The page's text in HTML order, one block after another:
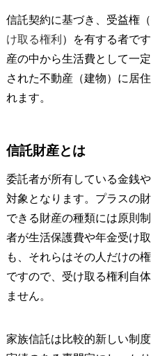
信託契約に基づき、受益権（
け取る権利 ）を有する者で
産の中から生活費として一
された不動産（建物）に居
れます。
信託財産とは
委託者が所有している金銭
対象となります。プラスの
できる財産の種類には原則
者が生活保護費や年金受け
も、それらはその人だけの
ですので、受け取る権利自
ません。
家族信託は比較的新しい制